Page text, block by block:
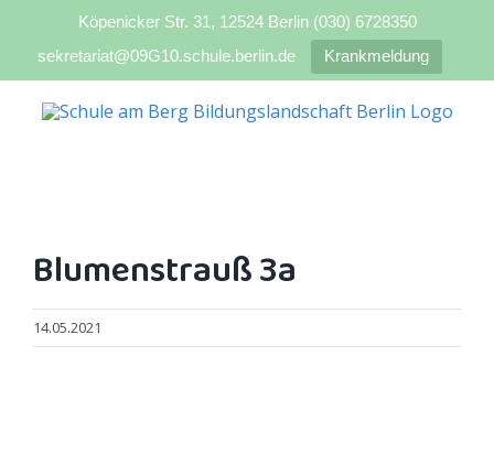
Köpenicker Str. 31, 12524 Berlin (030) 6728350
sekretariat@09G10.schule.berlin.de
Krankmeldung
Inhalt
Blumenstrauß 3a
14.05.2021